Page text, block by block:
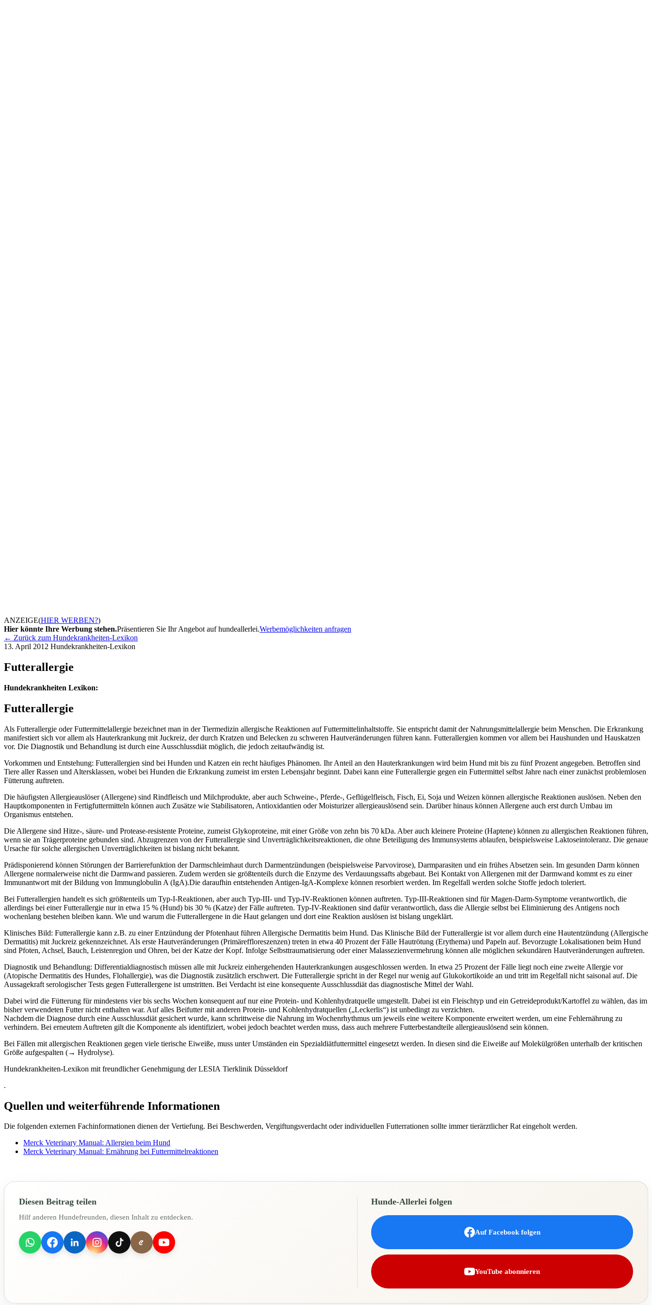
ANZEIGE(HIER WERBEN?)
Hier könnte Ihre Werbung stehen.Präsentieren Sie Ihr Angebot auf hundeallerlei.Werbemöglichkeiten anfragen
← Zurück zum Hundekrankheiten-Lexikon
13. April 2012 Hundekrankheiten-Lexikon
Futterallergie
Hundekrankheiten Lexikon:
Futterallergie
Als Futterallergie oder Futtermittelallergie bezeichnet man in der Tiermedizin allergische Reaktionen auf Futtermittelinhaltstoffe. Sie entspricht damit der Nahrungsmittelallergie beim Menschen. Die Erkrankung
manifestiert sich vor allem als Hauterkrankung mit Juckreiz, der durch Kratzen und Belecken zu schweren Hautveränderungen führen kann. Futterallergien kommen vor allem bei Haushunden und Hauskatzen
vor. Die Diagnostik und Behandlung ist durch eine Ausschlussdiät möglich, die jedoch zeitaufwändig ist.
Vorkommen und Entstehung: Futterallergien sind bei Hunden und Katzen ein recht häufiges Phänomen. Ihr Anteil an den Hauterkrankungen wird beim Hund mit bis zu fünf Prozent angegeben. Betroffen sind
Tiere aller Rassen und Altersklassen, wobei bei Hunden die Erkrankung zumeist im ersten Lebensjahr beginnt. Dabei kann eine Futterallergie gegen ein Futtermittel selbst Jahre nach einer zunächst problemlosen
Fütterung auftreten.
Die häufigsten Allergieauslöser (Allergene) sind Rindfleisch und Milchprodukte, aber auch Schweine-, Pferde-, Geflügelfleisch, Fisch, Ei, Soja und Weizen können allergische Reaktionen auslösen. Neben den
Hauptkomponenten in Fertigfuttermitteln können auch Zusätze wie Stabilisatoren, Antioxidantien oder Moisturizer allergieauslösend sein. Darüber hinaus können Allergene auch erst durch Umbau im
Organismus entstehen.
Die Allergene sind Hitze-, säure- und Protease-resistente Proteine, zumeist Glykoproteine, mit einer Größe von zehn bis 70 kDa. Aber auch kleinere Proteine (Haptene) können zu allergischen Reaktionen führen,
wenn sie an Trägerproteine gebunden sind. Abzugrenzen von der Futterallergie sind Unverträglichkeitsreaktionen, die ohne Beteiligung des Immunsystems ablaufen, beispielsweise Laktoseintoleranz. Die genaue
Ursache für solche allergischen Unverträglichkeiten ist bislang nicht bekannt.
Prädisponierend können Störungen der Barrierefunktion der Darmschleimhaut durch Darmentzündungen (beispielsweise Parvovirose), Darmparasiten und ein frühes Absetzen sein. Im gesunden Darm können
Allergene normalerweise nicht die Darmwand passieren. Zudem werden sie größtenteils durch die Enzyme des Verdauungssafts abgebaut. Bei Kontakt von Allergenen mit der Darmwand kommt es zu einer
Immunantwort mit der Bildung von Immunglobulin A (IgA).Die daraufhin entstehenden Antigen-IgA-Komplexe können resorbiert werden. Im Regelfall werden solche Stoffe jedoch toleriert.
Bei Futterallergien handelt es sich größtenteils um Typ-I-Reaktionen, aber auch Typ-III- und Typ-IV-Reaktionen können auftreten. Typ-III-Reaktionen sind für Magen-Darm-Symptome verantwortlich, die
allerdings bei einer Futterallergie nur in etwa 15 % (Hund) bis 30 % (Katze) der Fälle auftreten. Typ-IV-Reaktionen sind dafür verantwortlich, dass die Allergie selbst bei Eliminierung des Antigens noch
wochenlang bestehen bleiben kann. Wie und warum die Futterallergene in die Haut gelangen und dort eine Reaktion auslösen ist bislang ungeklärt.
Klinisches Bild: Futterallergie kann z.B. zu einer Entzündung der Pfotenhaut führen Allergische Dermatitis beim Hund. Das Klinische Bild der Futterallergie ist vor allem durch eine Hautentzündung (Allergische
Dermatitis) mit Juckreiz gekennzeichnet. Als erste Hautveränderungen (Primäreffloreszenzen) treten in etwa 40 Prozent der Fälle Hautrötung (Erythema) und Papeln auf. Bevorzugte Lokalisationen beim Hund
sind Pfoten, Achsel, Bauch, Leistenregion und Ohren, bei der Katze der Kopf. Infolge Selbsttraumatisierung oder einer Malassezienvermehrung können alle möglichen sekundären Hautveränderungen auftreten.
Diagnostik und Behandlung: Differentialdiagnostisch müssen alle mit Juckreiz einhergehenden Hauterkrankungen ausgeschlossen werden. In etwa 25 Prozent der Fälle liegt noch eine zweite Allergie vor
(Atopische Dermatitis des Hundes, Flohallergie), was die Diagnostik zusätzlich erschwert. Die Futterallergie spricht in der Regel nur wenig auf Glukokortikoide an und tritt im Regelfall nicht saisonal auf. Die
Aussagekraft serologischer Tests gegen Futterallergene ist umstritten. Bei Verdacht ist eine konsequente Ausschlussdiät das diagnostische Mittel der Wahl.
Dabei wird die Fütterung für mindestens vier bis sechs Wochen konsequent auf nur eine Protein- und Kohlenhydratquelle umgestellt. Dabei ist ein Fleischtyp und ein Getreideprodukt/Kartoffel zu wählen, das im
bisher verwendeten Futter nicht enthalten war. Auf alles Beifutter mit anderen Protein- und Kohlenhydratquellen („Leckerlis“) ist unbedingt zu verzichten.
Nachdem die Diagnose durch eine Ausschlussdiät gesichert wurde, kann schrittweise die Nahrung im Wochenrhythmus um jeweils eine weitere Komponente erweitert werden, um eine Fehlernährung zu
verhindern. Bei erneutem Auftreten gilt die Komponente als identifiziert, wobei jedoch beachtet werden muss, dass auch mehrere Futterbestandteile allergieauslösend sein können.
Bei Fällen mit allergischen Reaktionen gegen viele tierische Eiweiße, muss unter Umständen ein Spezialdiätfuttermittel eingesetzt werden. In diesen sind die Eiweiße auf Molekülgrößen unterhalb der kritischen
Größe aufgespalten (→ Hydrolyse).
Hundekrankheiten-Lexikon mit freundlicher Genehmigung der LESIA Tierklinik Düsseldorf
.
Quellen und weiterführende Informationen
Die folgenden externen Fachinformationen dienen der Vertiefung. Bei Beschwerden, Vergiftungsverdacht oder individuellen Futterrationen sollte immer tierärztlicher Rat eingeholt werden.
Merck Veterinary Manual: Allergien beim Hund
Merck Veterinary Manual: Ernährung bei Futtermittelreaktionen
Diesen Beitrag teilen
Hilf anderen Hundefreunden, diesen Inhalt zu entdecken.
Hunde-Allerlei folgen
Auf Facebook folgen
YouTube abonnieren